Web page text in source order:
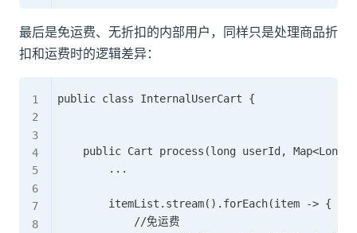
最后是免运费、无折扣的内部用户，同样只是处理商品折
扣和运费时的逻辑差异：
public class InternalUserCart {
public Cart process(long userId, Map<Long,
        ...
        itemList.stream().forEach(item -> {
            //免运费